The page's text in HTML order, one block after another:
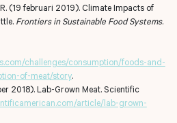
(19 februari 2019). Climate Impacts of
Frontiers in Sustainable Food Systems.
challenges/consumption/foods-and-
of-meat/story.
2018). Lab-Grown Meat.Scientific
article/lab-grown-